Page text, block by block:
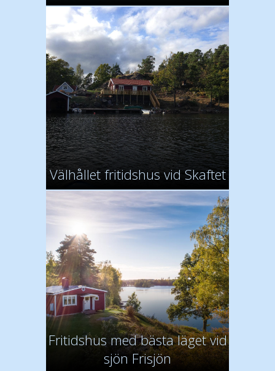
Välhållet fritidshus vid Skaftet
Fritidshus med bästa läget vid
sjön Frisjön